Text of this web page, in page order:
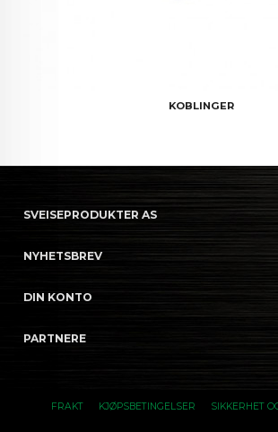
KOBLINGER
SVEISEPRODUKTER AS
NYHETSBREV
DIN KONTO
PARTNERE
FRAKT KJØPSBETINGELSER SIKKERHET